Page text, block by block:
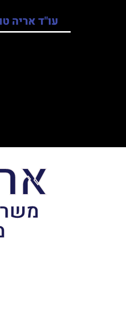
עו"ד אריה